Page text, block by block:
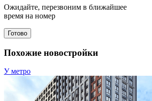
Ожидайте, перезвоним в ближайшее
время на номер
Готово
Похожие новостройки
У метро